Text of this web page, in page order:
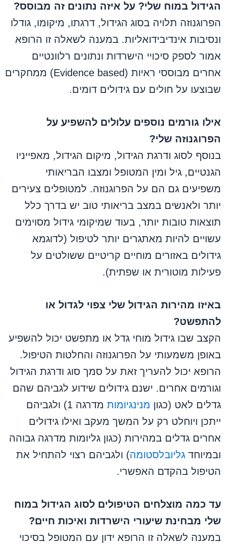
הגידול במוח שלי? על איזה נתונים זה מבוסס?
הפרוגנוזה תלויה בסוג הגידול, דרגתו, מיקומו, גודלו
ונסיבות אינדיבידואליות. במענה לשאלה זו הרופא
אמור לספק סיכויי הישרדות ונתונים רלוונטיים
אחרים מבוססי ראיות (Evidence based) ממחקרים
שבוצעו על חולים עם גידולים דומים.
אילו גורמים נוספים עלולים להשפיע על
הפרוגנוזה שלי?
בנוסף לסוג ודרגת הגידול, מיקום הגידול, מאפייניו
הגנטיים, גיל ומין המטופל ומצבו הבריאותי
משפיעים גם הם על הפרוגנוזה. למטופלים צעירים
יותר ולאנשים במצב בריאותי טוב יש בדרך כלל
תוצאות טובות יותר, בעוד שמיקומי גידול מסוימים
עשויים להיות מאתגרים יותר לטיפול (לדוגמא
גידולים באזורים מוחיים קריטיים ששולטים על
פעילות מוטורית או שפתית).
באיזו מהירות הגידול שלי צפוי לגדול או
להתפשט?
הקצב שבו גידול מוחי גדל או מתפשט יכול להשפיע
באופן משמעותי על הפרוגנוזה והחלטות הטיפול.
הרופא יכול להעריך זאת על סמך סוג ודרגת הגידול
וגורמים אחרים. ישנם גידולים שידוע לגביהם שהם
גדלים לאט (כגון מנינגיומות
מדרגה 1) ולגביהם
ייתכן ויוחלט רק על המשך מעקב ואילו גידולים
אחרים גדלים במהירות (כגון גליומות מדרגה גבוהה
ובמיוחד גליובלסטומה) ולגביהם רצוי להתחיל את
הטיפול בהקדם האפשרי.
עד כמה מוצלחים הטיפולים לסוג הגידול במוח
שלי מבחינת שיעורי הישרדות ואיכות חיים?
במענה לשאלה זו הרופא ידון עם המטופל בסיכוי